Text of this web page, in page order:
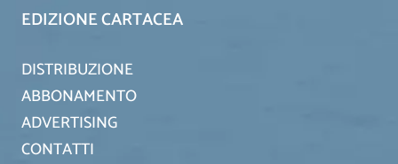
EDIZIONE CARTACEA
DISTRIBUZIONE
ABBONAMENTO
ADVERTISING
CONTATTI